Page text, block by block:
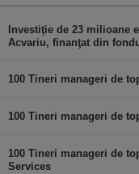
Investiţie de 23 milioane
Acvariu, finanţat din
100 Tineri manageri de
100 Tineri manageri de
100 Tineri manageri de
Services